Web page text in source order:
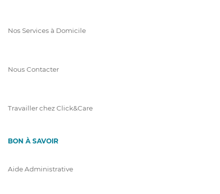
Nos Services à Domicile
Nous Contacter
Travailler chez Click&Care
BON À SAVOIR
Aide Administrative